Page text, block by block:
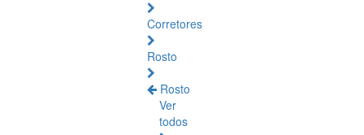
Corretores
Rosto
Rosto
Ver
todos